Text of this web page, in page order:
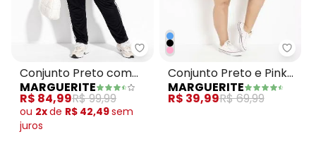
Marguerite - Conjunto Preto
Conjunto Preto com
Blusa e Calça Plus Size
MARGUERITE
R$ 84,99R$ 99,99
ou 2xde R$ 42,49sem
juros
Conjunto Preto e Pink
com Recortes Plus Size
MARGUERITE
R$ 39,99R$ 69,99